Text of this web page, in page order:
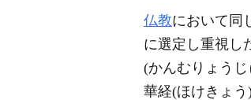
仏教において同
に選定し重視し
(かんむりょう
華経(ほけきょ